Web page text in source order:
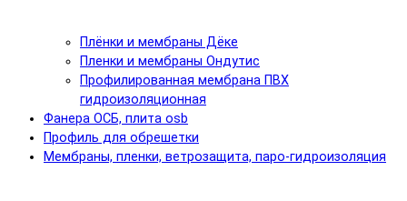
Плёнки и мембраны Дёке
Пленки и мембраны Ондутис
Профилированная мембрана ПВХ
гидроизоляционная
Фанера ОСБ, плита osb
Профиль для обрешетки
Мембраны, пленки, ветрозащита, паро-гидроизоляция